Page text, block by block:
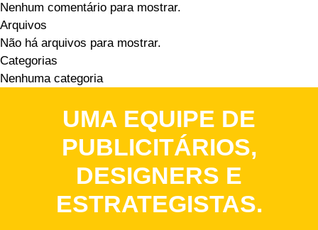
Nenhum comentário para mostrar.
Arquivos
Não há arquivos para mostrar.
Categorias
Nenhuma categoria
UMA EQUIPE DE
PUBLICITÁRIOS,
DESIGNERS E
ESTRATEGISTAS.